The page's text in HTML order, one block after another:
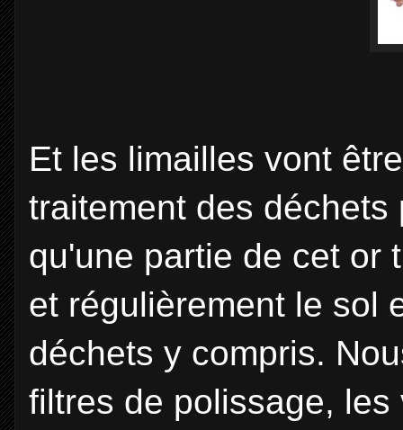
Et les limailles vont
traitement des
qu'une partie de cet or
et régulièrement le sol
déchets y compris.
filtres de polissage,